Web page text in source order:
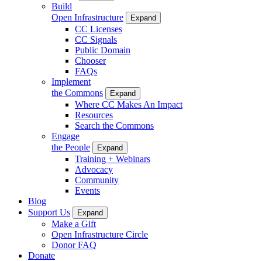
Build
Open Infrastructure
Expand
CC Licenses
CC Signals
Public Domain
Chooser
FAQs
Implement
the Commons
Expand
Where CC Makes An Impact
Resources
Search the Commons
Engage
the People
Expand
Training + Webinars
Advocacy
Community
Events
Blog
Support Us
Expand
Make a Gift
Open Infrastructure Circle
Donor FAQ
Donate